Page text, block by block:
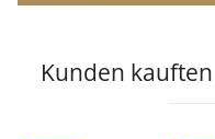
Kunden